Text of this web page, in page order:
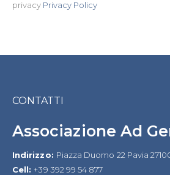
privacy Privacy Policy
CONTATTI
Associazione Ad
Indirizzo: Piazza Duomo 22 Pavia
Cell:+39 392 99 54 877